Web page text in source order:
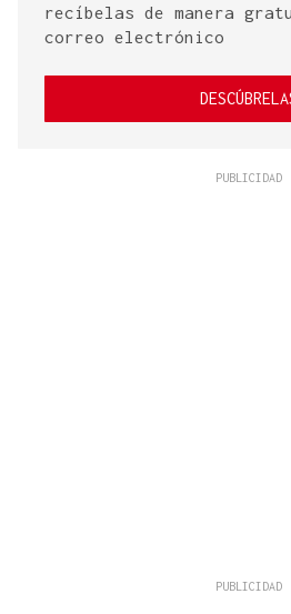
recíbelas de manera
correo electrónico